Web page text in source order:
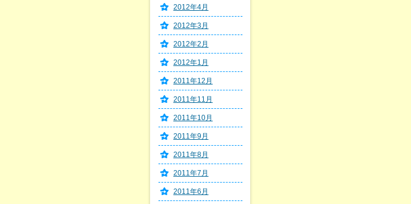
2012年4月
2012年3月
2012年2月
2012年1月
2011年12月
2011年11月
2011年10月
2011年9月
2011年8月
2011年7月
2011年6月